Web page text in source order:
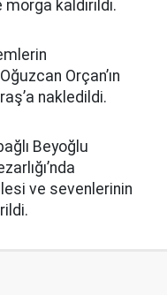
kaldırıldı.
Orçan’ın
nakledildi.
Beyoğlu
ve sevenlerinin